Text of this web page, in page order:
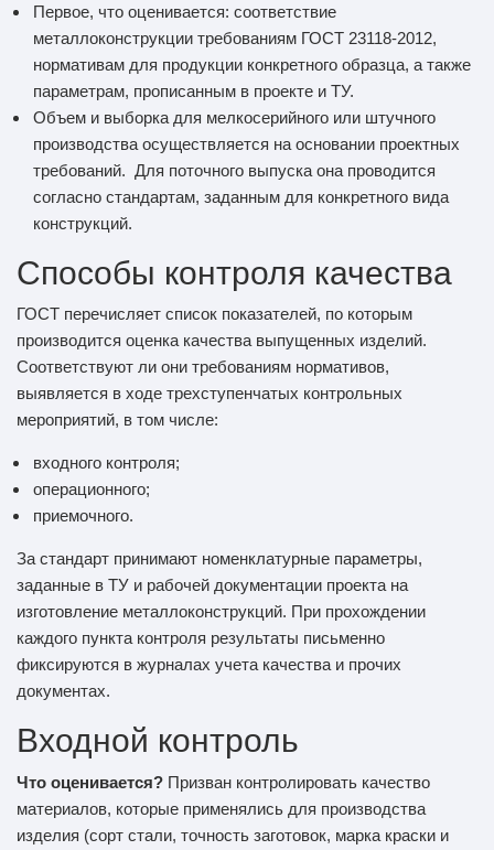
Первое, что оценивается: соответствие
металлоконструкции требованиям ГОСТ 23118-2012,
нормативам для продукции конкретного образца, а также
параметрам, прописанным в проекте и ТУ.
Объем и выборка для мелкосерийного или штучного
производства осуществляется на основании проектных
требований. Для поточного выпуска она проводится
согласно стандартам, заданным для конкретного вида
конструкций.
Способы контроля качества
ГОСТ перечисляет список показателей, по которым
производится оценка качества выпущенных изделий.
Соответствуют ли они требованиям нормативов,
выявляется в ходе трехступенчатых контрольных
мероприятий, в том числе:
входного контроля;
операционного;
приемочного.
За стандарт принимают номенклатурные параметры,
заданные в ТУ и рабочей документации проекта на
изготовление металлоконструкций. При прохождении
каждого пункта контроля результаты письменно
фиксируются в журналах учета качества и прочих
документах.
Входной контроль
Что оценивается? Призван контролировать качество
материалов, которые применялись для производства
изделия (сорт стали, точность заготовок, марка краски и